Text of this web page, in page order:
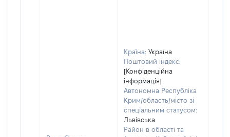
Країна: Україна
Поштовий індекс:
[Конфіденційна
інформація]
Автономна Республіка
Крим/область/місто зі
спеціальним статусом:
Львівська
Район в області та